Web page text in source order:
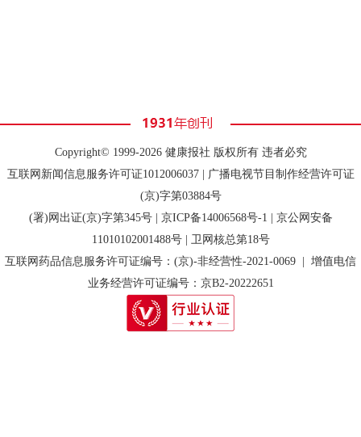
Copyright© 1999-2026 健康报社 版权所有 违者必究
互联网新闻信息服务许可证1012006037 | 广播电视节目制作经营许可证
(京)字第03884号
(署)网出证(京)字第345号 | 京ICP备14006568号-1 | 京公网安备
11010102001488号 | 卫网核总第18号
互联网药品信息服务许可证编号：(京)-非经营性-2021-0069 | 增值电信
业务经营许可证编号：京B2-20222651